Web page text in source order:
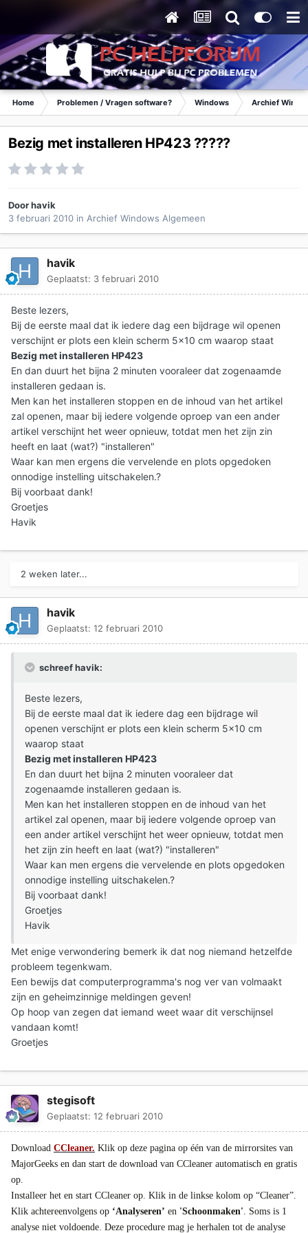
Home Problemen / Vragen software? Windows Archief
Bezig met installeren HP423 ?????
Doorhavik
3 februari 2010 in Archief Windows Algemeen
havik
Geplaatst: 3 februari 2010
Beste lezers,
Bij de eerste maal dat ik iedere dag een bijdrage wil openen
verschijnt er plots een klein scherm 5x10 cm waarop staat
Bezig met installeren HP423
En dan duurt het bijna 2 minuten vooraleer dat zogenaamde
installeren gedaan is.
Men kan het installeren stoppen en de inhoud van het artikel
zal openen, maar bij iedere volgende oproep van een ander
artikel verschijnt het weer opnieuw, totdat men het zijn zin
heeft en laat (wat?) "installeren"
Waar kan men ergens die vervelende en plots opgedoken
onnodige instelling uitschakelen.?
Bij voorbaat dank!
Groetjes
Havik
2 weken later...
havik
Geplaatst: 12 februari 2010
schreef havik:
Beste lezers,
Bij de eerste maal dat ik iedere dag een bijdrage wil
openen verschijnt er plots een klein scherm 5x10 cm
waarop staat
Bezig met installeren HP423
En dan duurt het bijna 2 minuten vooraleer dat
zogenaamde installeren gedaan is.
Men kan het installeren stoppen en de inhoud van het
artikel zal openen, maar bij iedere volgende oproep van
een ander artikel verschijnt het weer opnieuw, totdat men
het zijn zin heeft en laat (wat?) "installeren"
Waar kan men ergens die vervelende en plots opgedoken
onnodige instelling uitschakelen.?
Bij voorbaat dank!
Groetjes
Havik
Met enige verwondering bemerk ik dat nog niemand hetzelfde
probleem tegenkwam.
Een bewijs dat computerprogramma's nog ver van volmaakt
zijn en geheimzinnige meldingen geven!
Op hoop van zegen dat iemand weet waar dit verschijnsel
vandaan komt!
Groetjes
stegisoft
Geplaatst: 12 februari 2010
Download CCleaner. Klik op deze pagina op één van de mirrorsites van
MajorGeeks en dan start de download van CCleaner automatisch en gratis
op.
Installeer het en start CCleaner op. Klik in de linkse kolom op “Cleaner”.
Klik achtereenvolgens op ‘Analyseren’ en 'Schoonmaken'. Soms is 1
analyse niet voldoende. Deze procedure mag je herhalen tot de analyse